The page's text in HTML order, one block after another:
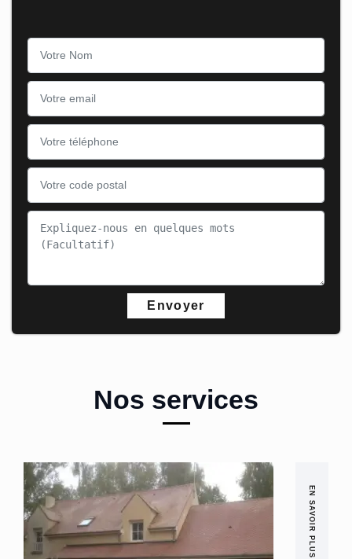
Nos services
EN SAVOIR PLUS